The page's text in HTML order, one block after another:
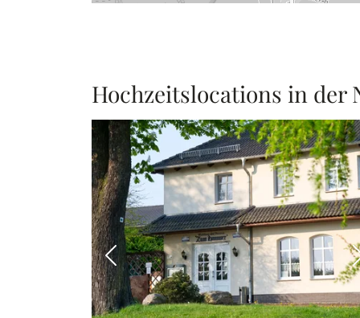
Hochzeitslocations in der
Vorheriges Bild